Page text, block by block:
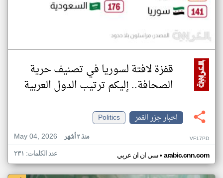
قفزة لافتة لسوريا في تصنيف حرية
الصحافة.. إليكم ترتيب الدول العربية
اخبار جزر القمر
Politics
May 04, 2026
منذ ٣ أشهر VF17PD
سي ان ان عربي• arabic.cnn.com عدد الكلمات: ٢٣١